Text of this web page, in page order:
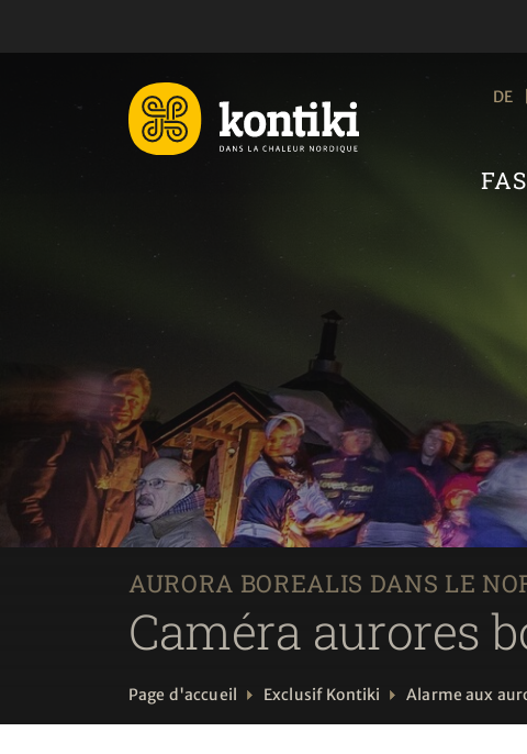
DE
AURORA BOREALIS DANS LE
Caméra aurores
Page d'accueil Exclusif Kontiki Alarme aux